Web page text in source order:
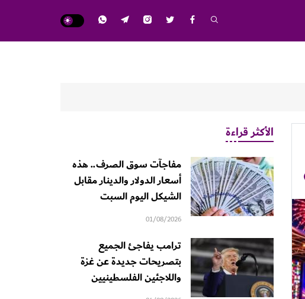
الأكثر قراءة
مفاجآت سوق الصرف.. هذه
أسعار الدولار والدينار مقابل
الشيكل اليوم السبت
01/08/2026
ترامب يفاجئ الجميع
بتصريحات جديدة عن غزة
واللاجئين الفلسطينيين